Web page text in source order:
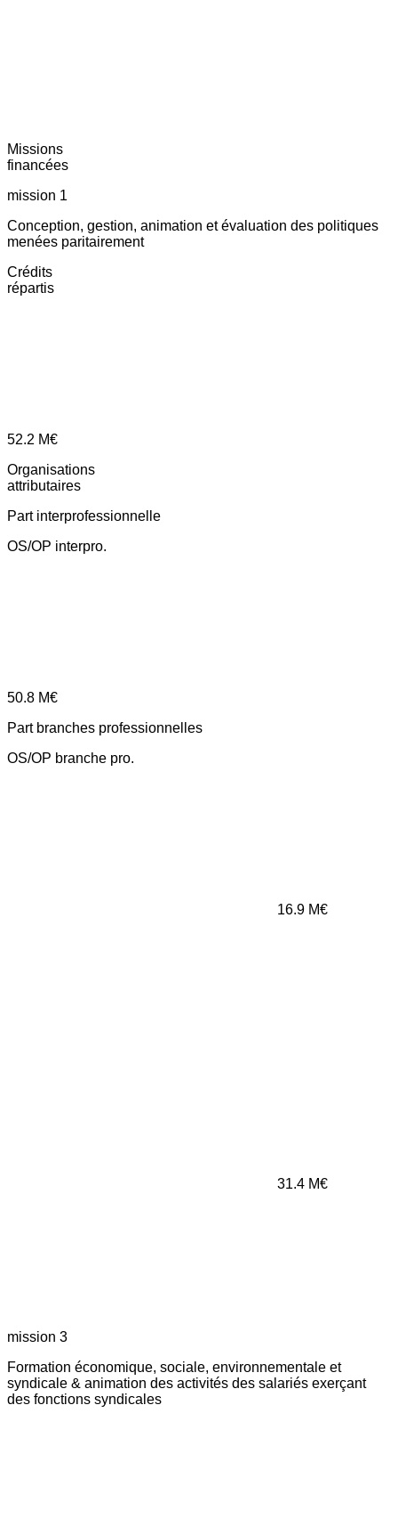
Missions
financées
mission 1
Conception, gestion, animation et évaluation des politiques
menées paritairement
Crédits
répartis
52.2 M€
Organisations
attributaires
Part interprofessionnelle
OS/OP interpro.
50.8 M€
Part branches professionnelles
OS/OP branche pro.
16.9 M€
31.4 M€
mission 3
Formation économique, sociale, environnementale et
syndicale & animation des activités des salariés exerçant
des fonctions syndicales